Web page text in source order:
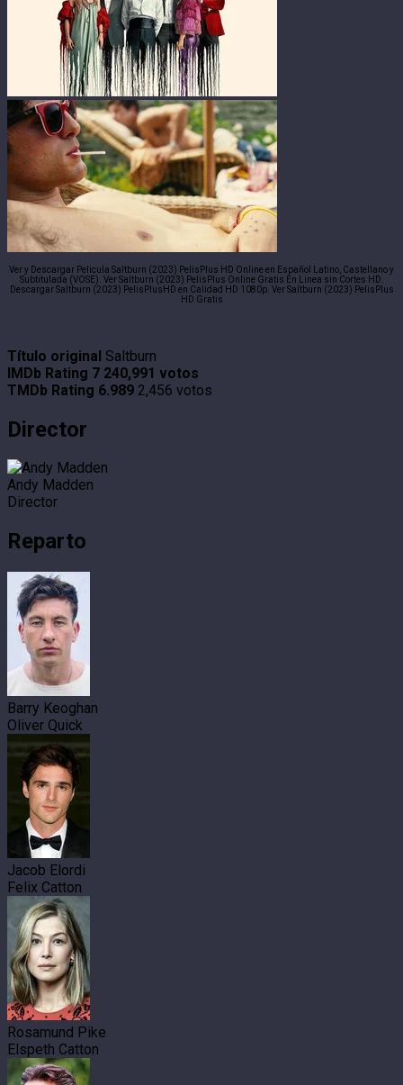
Ver y Descargar Pelicula Saltburn (2023) PelisPlus HD Online en Español Latino, Castellano y
Subtitulada (VOSE). Ver Saltburn (2023) PelisPlus Online Gratis En Linea sin Cortes HD.
Descargar Saltburn (2023) PelisPlusHD en Calidad HD 1080p. Ver Saltburn (2023) PelisPlus
HD Gratis
Título original Saltburn
IMDb Rating 7 240,991 votos
TMDb Rating 6.989 2,456 votos
Director
Andy Madden
Director
Reparto
Barry Keoghan
Oliver Quick
Jacob Elordi
Felix Catton
Rosamund Pike
Elspeth Catton